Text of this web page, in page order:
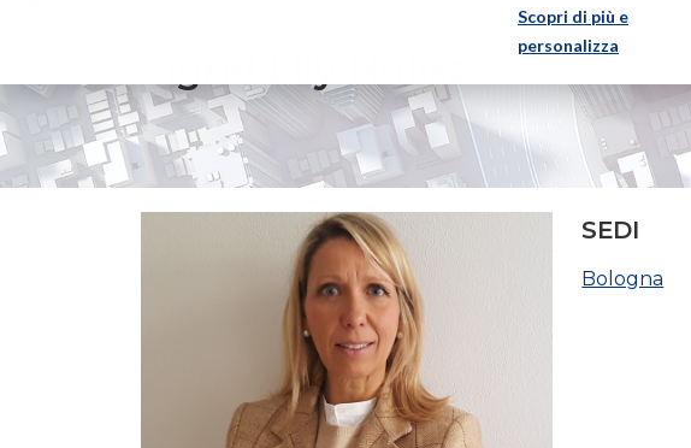
Scopri di più e
personalizza
SEDI
Bologna